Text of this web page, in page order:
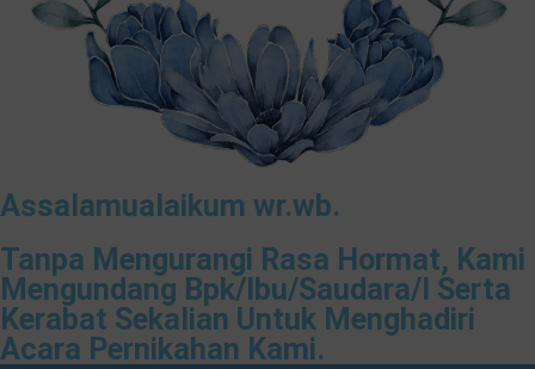
Assalamualaikum wr.wb.
Tanpa Mengurangi Rasa Hormat, Kami
Mengundang Bpk/Ibu/Saudara/I Serta
Kerabat Sekalian Untuk Menghadiri
Acara Pernikahan Kami.